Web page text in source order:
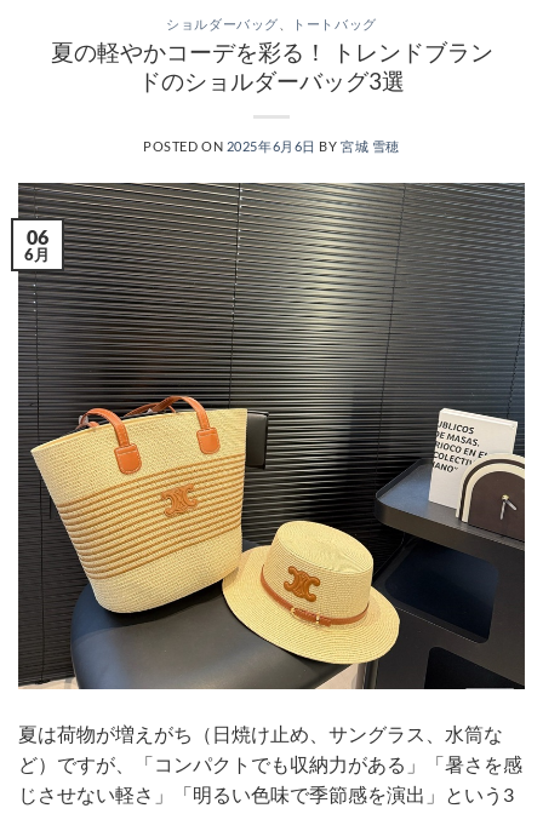
ショルダーバッグ トートバッグ
夏の軽やかコーデを彩る！ トレンドブラン
ドのショルダーバッグ3選
POSTED ON 2025年6月6日 BY宮城 雪穂
06
6月
夏は荷物が増えがち（日焼け止め、サングラス、水筒な
ど）ですが、「コンパクトでも収納力がある」「暑さを感
じさせない軽さ」「明るい色味で季節感を演出」という3